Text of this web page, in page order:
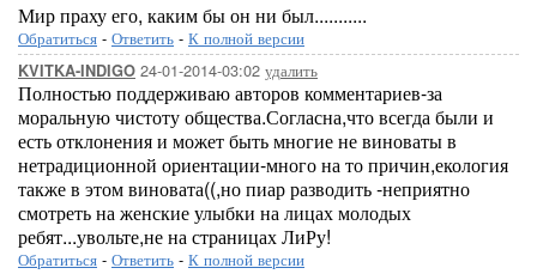
Мир праху его, каким бы он ни был...........
Обратиться - Ответить - К полной версии
KVITKA-INDIGO 24-01-2014-03:02 удалить
Полностью поддерживаю авторов комментариев-за
моральную чистоту общества.Согласна,что всегда были и
есть отклонения и может быть многие не виноваты в
нетрадиционной ориентации-много на то причин,екология
также в этом виновата((,но пиар разводить -неприятно
смотреть на женские улыбки на лицах молодых
ребят...увольте,не на страницах ЛиРу!
Обратиться - Ответить - К полной версии